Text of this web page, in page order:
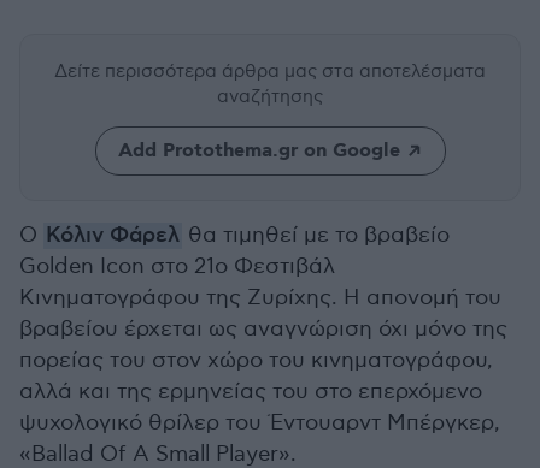
Δείτε περισσότερα άρθρα μας στα αποτελέσματα
αναζήτησης
Add Protothema.gr on Google
Ο Κόλιν Φάρελ θα τιμηθεί με το βραβείο
Golden Icon στο 21ο Φεστιβάλ
Κινηματογράφου της Ζυρίχης. Η απονομή του
βραβείου έρχεται ως αναγνώριση όχι μόνο της
πορείας του στον χώρο του κινηματογράφου,
αλλά και της ερμηνείας του στο επερχόμενο
ψυχολογικό θρίλερ του Έντουαρντ Μπέργκερ,
«Ballad Of A Small Player».